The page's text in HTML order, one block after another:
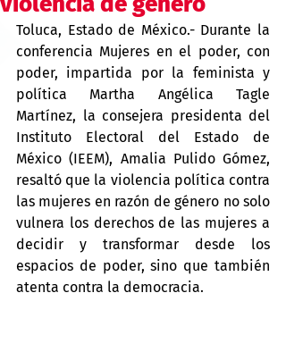
Toluca, Estado de México.- Durante la
conferencia Mujeres en el poder, con
poder, impartida por la feminista y
política Martha Angélica Tagle
Martínez, la consejera presidenta del
Instituto Electoral del Estado de
México (IEEM), Amalia Pulido Gómez,
resaltó que la violencia política contra
las mujeres en razón de género no solo
vulnera los derechos de las mujeres a
decidir y transformar desde los
espacios de poder, sino que también
atenta contra la democracia.